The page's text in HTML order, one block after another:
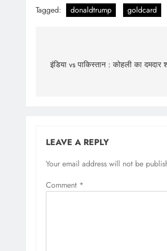
Tagged: donaldtrump goldcard
इंडिया vs पाकिस्तान : कोहली का दमदार
LEAVE A REPLY
Your email address will not be
Comment *